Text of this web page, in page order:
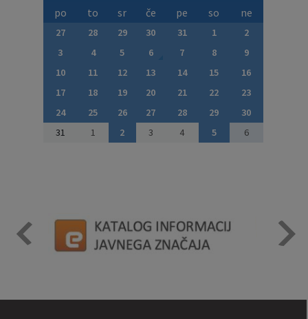
po
to sr če pe so ne
27 28 29 30 31 1
2
3
4 5 6 7 8
9
10
11 12 13 14 15
16
17
18 19 20 21 22
23
24
25 26 27 28 29
30
31
1 2 3 4 5 6